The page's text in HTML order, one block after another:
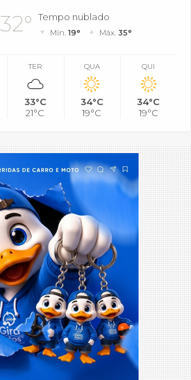
32° Tempo nublado
Mín.19° Máx. 35°
TER
33°C
21°C
QUA
34°C
19°C
QUI
34°C
19°C